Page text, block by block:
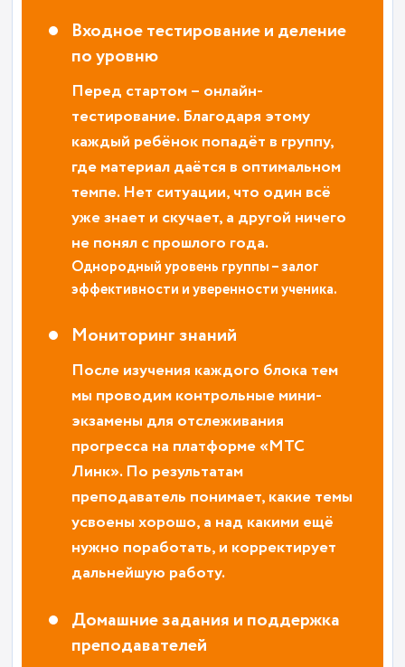
Входное тестирование и деление
по уровню
Перед стартом – онлайн-
тестирование. Благодаря этому
каждый ребёнок попадёт в группу,
где материал даётся в оптимальном
темпе. Нет ситуации, что один всё
уже знает и скучает, а другой ничего
не понял с прошлого года.
Однородный уровень группы – залог
эффективности и уверенности ученика.
Мониторинг знаний
После изучения каждого блока тем
мы проводим контрольные мини-
экзамены для отслеживания
прогресса на платформе «МТС
Линк». По результатам
преподаватель понимает, какие темы
усвоены хорошо, а над какими ещё
нужно поработать, и корректирует
дальнейшую работу.
Домашние задания и поддержка
преподавателей